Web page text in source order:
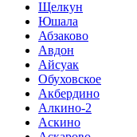
Щелкун
Юшала
Абзаково
Авдон
Айсуак
Обуховское
Акбердино
Алкино-2
Аскино